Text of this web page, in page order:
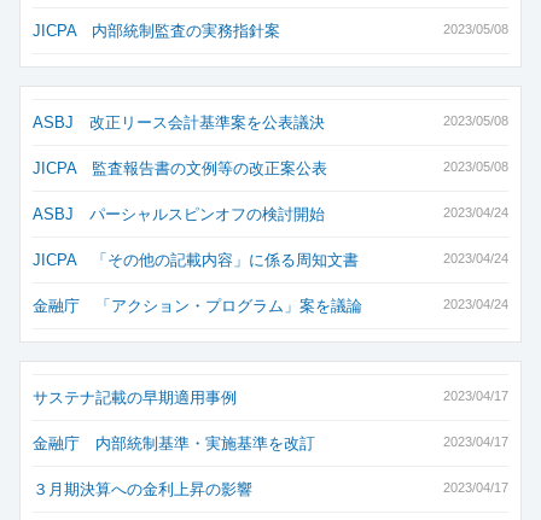
2023/05/08
JICPA 内部統制監査の実務指針案
2023/05/08
ASBJ 改正リース会計基準案を公表議決
2023/05/08
JICPA 監査報告書の文例等の改正案公表
2023/04/24
ASBJ パーシャルスピンオフの検討開始
2023/04/24
JICPA 「その他の記載内容」に係る周知文書
2023/04/24
金融庁 「アクション・プログラム」案を議論
2023/04/17
サステナ記載の早期適用事例
2023/04/17
金融庁 内部統制基準・実施基準を改訂
2023/04/17
３月期決算への金利上昇の影響